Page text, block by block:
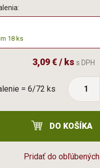
= 6/72 ks
Pridať do obľúbených
18 ks
3,09 € / ks s DPH
DO KOŠÍKA